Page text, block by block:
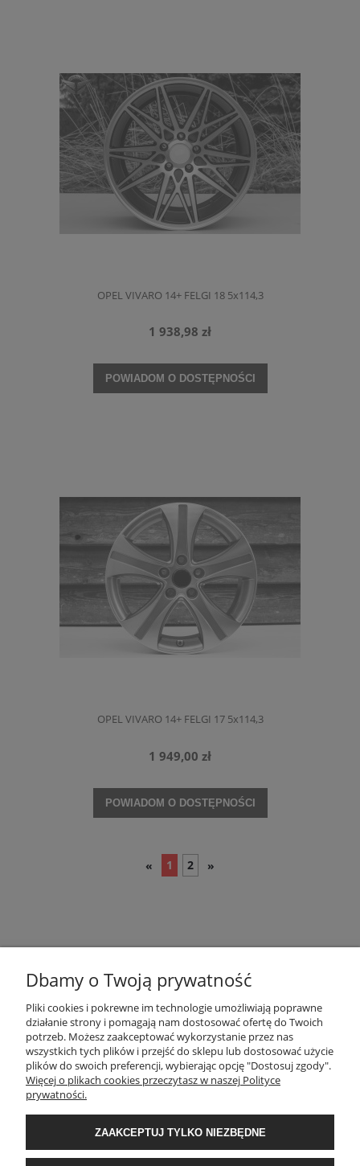
OPEL VIVARO 14+ FELGI 18 5x114,3
1 938,98 zł
POWIADOM O DOSTĘPNOŚCI
OPEL VIVARO 14+ FELGI 17 5x114,3
1 949,00 zł
POWIADOM O DOSTĘPNOŚCI
« 1 2 »
POMOC
MOJE KONTO
INFORMACJE
Dbamy o Twoją prywatność
Pliki cookies i pokrewne im technologie umożliwiają poprawne
działanie strony i pomagają nam dostosować ofertę do Twoich
potrzeb. Możesz zaakceptować wykorzystanie przez nas
wszystkich tych plików i przejść do sklepu lub dostosować użycie
plików do swoich preferencji, wybierając opcję "Dostosuj zgody".
Więcej o plikach cookies przeczytasz w naszej Polityce
prywatności.
ZAAKCEPTUJ TYLKO NIEZBĘDNE